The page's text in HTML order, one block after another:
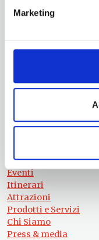
Marketing
Vuoi aggiornamenti
di Pisa?
Iscriviti alla nostra
Servizio
Ufficio
Territori
Eventi
Itinerari
Attrazioni
Prodotti e Servizi
Chi Siamo
Press & media